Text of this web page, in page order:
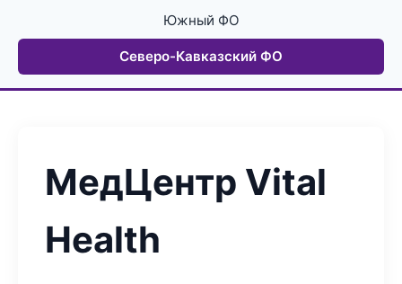
Южный ФО
Северо-Кавказский ФО
МедЦентр Vital
Health